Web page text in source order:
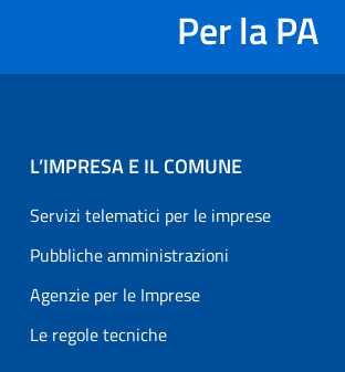
Per la PA
L’IMPRESA E IL COMUNE
Servizi telematici per le imprese
Pubbliche amministrazioni
Agenzie per le Imprese
Le regole tecniche